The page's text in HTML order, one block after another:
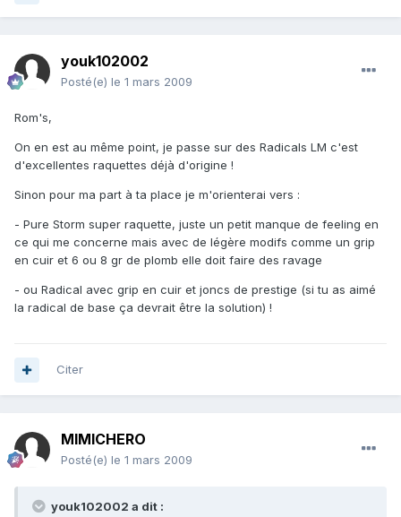
youk102002
Posté(e) le 1 mars 2009
Rom's,
On en est au même point, je passe sur des Radicals LM c'est
d'excellentes raquettes déjà d'origine !
Sinon pour ma part à ta place je m'orienterai vers :
- Pure Storm super raquette, juste un petit manque de feeling en
ce qui me concerne mais avec de légère modifs comme un grip
en cuir et 6 ou 8 gr de plomb elle doit faire des ravage
- ou Radical avec grip en cuir et joncs de prestige (si tu as aimé
la radical de base ça devrait être la solution) !
Citer
MIMICHERO
Posté(e) le 1 mars 2009
youk102002 a dit :